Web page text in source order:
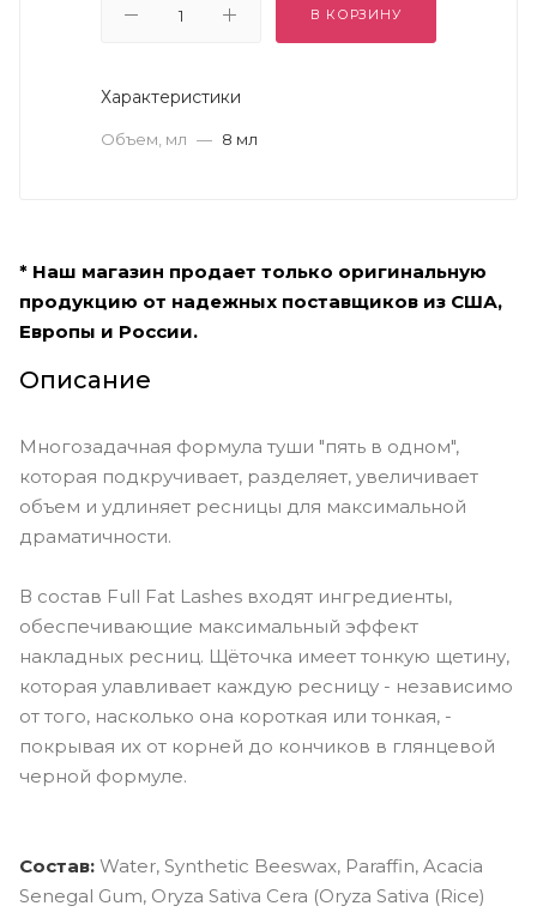
В КОРЗИНУ
Характеристики
Объем, мл — 8 мл
* Наш магазин продает только оригинальную
продукцию от надежных поставщиков из США,
Европы и России.
Описание
Многозадачная формула туши "пять в одном",
которая подкручивает, разделяет, увеличивает
объем и удлиняет ресницы для максимальной
драматичности.
В состав Full Fat Lashes входят ингредиенты,
обеспечивающие максимальный эффект
накладных ресниц. Щёточка имеет тонкую щетину,
которая улавливает каждую ресницу - независимо
от того, насколько она короткая или тонкая, -
покрывая их от корней до кончиков в глянцевой
черной формуле.
Состав: Water, Synthetic Beeswax, Paraffin, Acacia
Senegal Gum, Oryza Sativa Cera (Oryza Sativa (Rice)